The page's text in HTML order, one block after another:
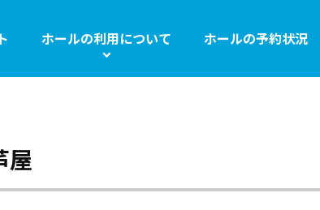
ホールの利用について ホールの予約状況
屋